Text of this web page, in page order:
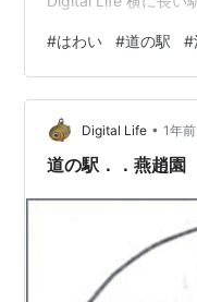
す!!」 横に長いけど
は何やら寂しい感じ
するけど、こちらで
応それに合わせてお
れた時に切符はゲッ
#はわい #道の駅 #
Digital Life • 1年前
道の駅．．燕趙園